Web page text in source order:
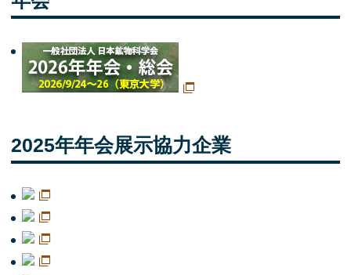
2025年年会展示協力企業